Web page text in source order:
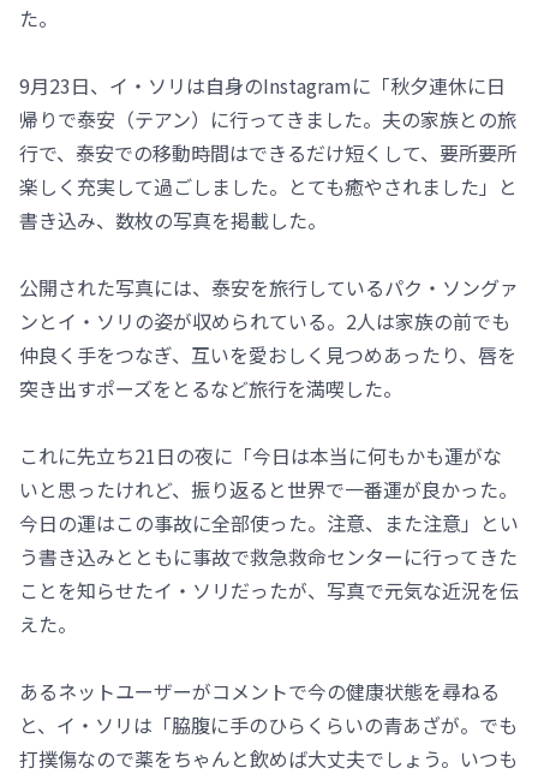
た。
9月23日、イ・ソリは自身のInstagramに「秋夕連休に日
帰りで泰安（テアン）に行ってきました。夫の家族との旅
行で、泰安での移動時間はできるだけ短くして、要所要所
楽しく充実して過ごしました。とても癒やされました」と
書き込み、数枚の写真を掲載した。
公開された写真には、泰安を旅行しているパク・ソングァ
ンとイ・ソリの姿が収められている。2人は家族の前でも
仲良く手をつなぎ、互いを愛おしく見つめあったり、唇を
突き出すポーズをとるなど旅行を満喫した。
これに先立ち21日の夜に「今日は本当に何もかも運がな
いと思ったけれど、振り返ると世界で一番運が良かった。
今日の運はこの事故に全部使った。注意、また注意」とい
う書き込みとともに事故で救急救命センターに行ってきた
ことを知らせたイ・ソリだったが、写真で元気な近況を伝
えた。
あるネットユーザーがコメントで今の健康状態を尋ねる
と、イ・ソリは「脇腹に手のひらくらいの青あざが。でも
打撲傷なので薬をちゃんと飲めば大丈夫でしょう。いつも